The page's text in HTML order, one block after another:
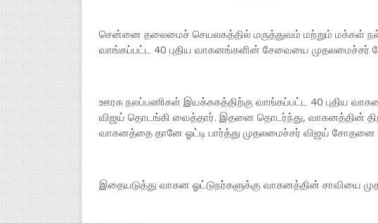
சென்னை தலைமைச் செயலகத்தில் மருத்துவம் மற்றும் மக்கள்
வாங்கப்பட்ட 40 புதிய வாகனங்களின் சேவையை
ஊரக நலப்பணிகள் இயக்ககத்திற்கு வாங்கப்பட்ட 40 புதிய
விஜய் தொடங்கி வைத்தார். இதனை தொடர்ந்து, வாகனத்தின்
வாகனத்தை தானே ஓட்டி பார்த்து முதலமைச்சர் விஜய் சோதனை
இதையடுத்து வாகன ஓட்டுநர்களுக்கு வாகனத்தின் சாவியை